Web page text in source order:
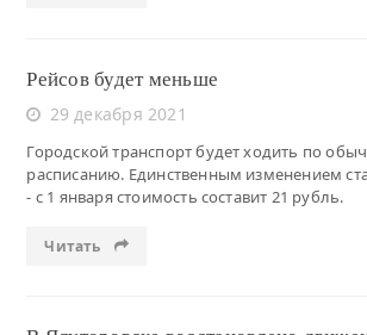
Рейсов будет меньше
29 декабря 2021
Городской транспорт будет ходить по
расписанию. Единственным изменением
- с 1 января стоимость составит 21 рубль.
Читать